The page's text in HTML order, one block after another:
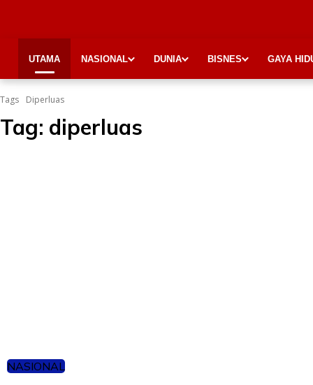
UTAMA NASIONAL DUNIA BISNES GAYA
Tags Diperluas
Tag: diperluas
NASIONAL